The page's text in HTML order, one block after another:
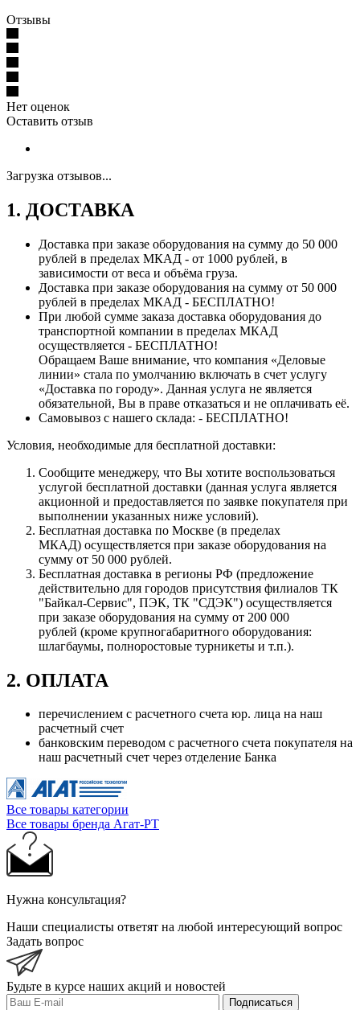
Отзывы
Нет оценок
Оставить отзыв
Загрузка отзывов...
1. ДОСТАВКА
Доставка при заказе оборудования на сумму до 50 000
рублей в пределах МКАД - от 1000 рублей, в
зависимости от веса и объёма груза.
Доставка при заказе оборудования на сумму от 50 000
рублей в пределах МКАД - БЕСПЛАТНО!
При любой сумме заказа доставка оборудования до
транспортной компании в пределах МКАД
осуществляется - БЕСПЛАТНО!
Обращаем Ваше внимание, что компания «Деловые
линии» стала по умолчанию включать в счет услугу
«Доставка по городу». Данная услуга не является
обязательной, Вы в праве отказаться и не оплачивать её.
Самовывоз с нашего склада: - БЕСПЛАТНО!
Условия, необходимые для бесплатной доставки:
Сообщите менеджеру, что Вы хотите воспользоваться
услугой бесплатной доставки (данная услуга является
акционной и предоставляется по заявке покупателя при
выполнении указанных ниже условий).
Бесплатная доставка по Москве (в пределах
МКАД) осуществляется при заказе оборудования на
сумму от 50 000 рублей.
Бесплатная доставка в регионы РФ (предложение
действительно для городов присутствия филиалов ТК
"Байкал-Сервис", ПЭК, ТК "СДЭК") осуществляется
при заказе оборудования на сумму от 200 000
рублей (кроме крупногабаритного оборудования:
шлагбаумы, полноростовые турникеты и т.п.).
2. ОПЛАТА
перечислением с расчетного счета юр. лица на наш
расчетный счет
банковским переводом с расчетного счета покупателя на
наш расчетный счет через отделение Банка
Все товары категории
Все товары бренда Агат-РТ
Нужна консультация?
Наши специалисты ответят на любой интересующий вопрос
Задать вопрос
Будьте в курсе наших акций и новостей
Подписаться